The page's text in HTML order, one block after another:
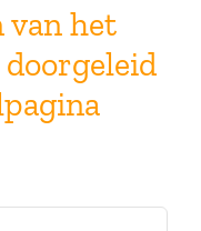
van het